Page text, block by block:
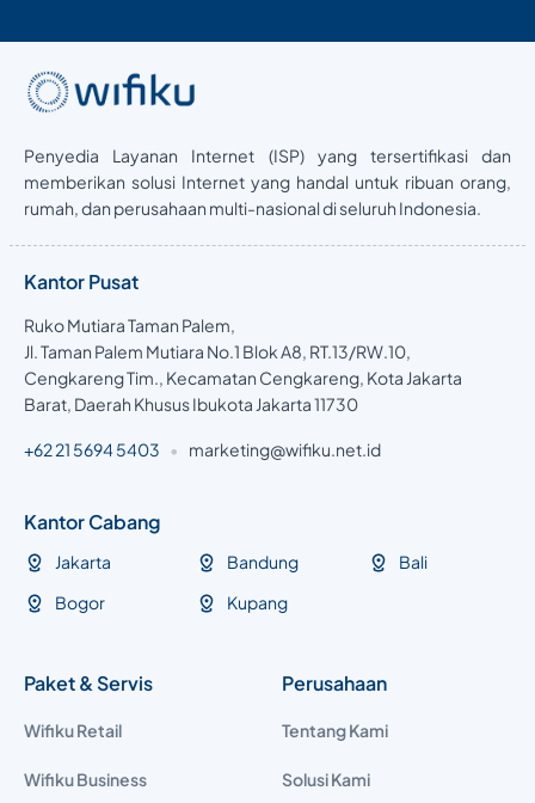
Penyedia Layanan Internet (ISP) yang tersertifikasi dan
memberikan solusi Internet yang handal untuk ribuan orang,
rumah, dan perusahaan multi-nasional di seluruh Indonesia.
Kantor Pusat
Ruko Mutiara Taman Palem,
Jl. Taman Palem Mutiara No.1 Blok A8, RT.13/RW.10,
Cengkareng Tim., Kecamatan Cengkareng, Kota Jakarta
Barat, Daerah Khusus Ibukota Jakarta 11730
+62 21 5694 5403 • marketing@wifiku.net.id
Kantor Cabang
Jakarta
Bogor
Bandung
Kupang
Bali
Paket & Servis
Wifiku Retail
Wifiku Business
Perusahaan
Tentang Kami
Solusi Kami